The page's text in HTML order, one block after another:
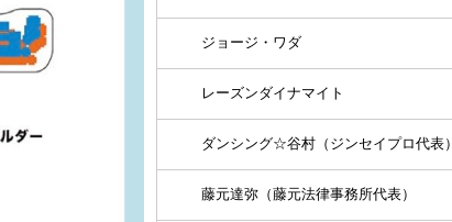
ジョージ・ワダ
レーズンダイナマイト
ダンシング☆谷村（ジンセイプロ代表）
藤元達弥（藤元法律事務所代表）